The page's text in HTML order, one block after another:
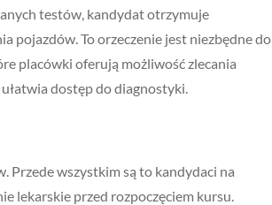
testów, kandydat otrzymuje
pojazdów. To orzeczenie jest niezbędne do
placówki oferują możliwość zlecania
dostęp do diagnostyki.
Przede wszystkim są to kandydaci na
lekarskie przed rozpoczęciem kursu.